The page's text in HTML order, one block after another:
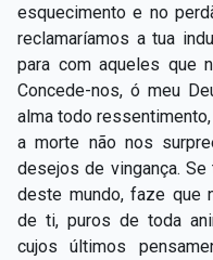
esquecimento e no
reclamaríamos a tua
para com aqueles que
Concede-nos, ó meu
alma todo
a morte não nos
desejos de vingança.
deste mundo, faze que
de ti, puros de toda
cujos últimos